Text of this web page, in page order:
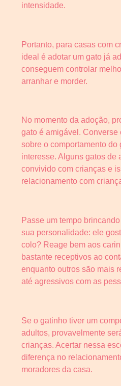
intensidade.
Portanto, para casas com
ideal é adotar um gato já
conseguem controlar
arranhar e morder.
No momento da adoção,
gato é amigável. Converse
sobre o comportamento do
interesse. Alguns gatos de
convivido com crianças e
relacionamento com
Passe um tempo
sua personalidade: ele
colo? Reage bem aos
bastante receptivos ao
enquanto outros são mais
até agressivos com as
Se o gatinho tiver um
adultos, provavelmente
crianças. Acertar nessa
diferença no
moradores da casa.